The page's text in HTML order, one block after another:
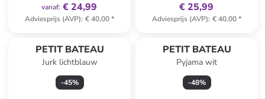
vanaf: € 24,99
Adviesprijs (AVP): € 40,00*
€ 25,99
Adviesprijs (AVP): € 40,00*
PETIT BATEAU
Jurk lichtblauw
-45%
PETIT BATEAU
Pyjama wit
-48%